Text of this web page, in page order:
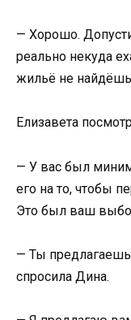
— Хорошо.
реально некуда
жильё не
Елизавета
— У вас был
его на то, чтобы
Это был ваш
— Ты
спросила Дина.